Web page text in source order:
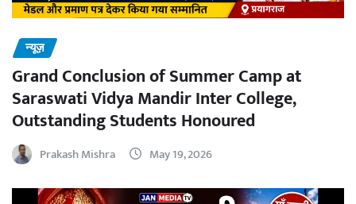
न्यूज़
Grand Conclusion of Summer Camp at
Saraswati Vidya Mandir Inter College,
Outstanding Students Honoured
Prakash Mishra May 19, 2026